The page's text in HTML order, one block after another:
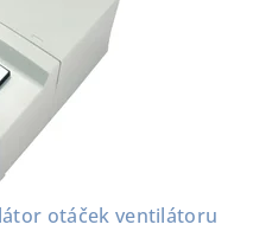
otáček ventilátoru